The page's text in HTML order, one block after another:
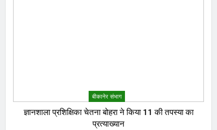
बीकानेर संभाग
ज्ञानशाला प्रशिक्षिका चेतना बोहरा ने किया 11 की तपस्या का
प्रत्याख्यान